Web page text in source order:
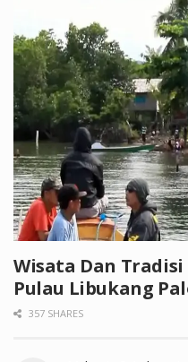
Wisata Dan
Pulau Libukang
357 SHARES